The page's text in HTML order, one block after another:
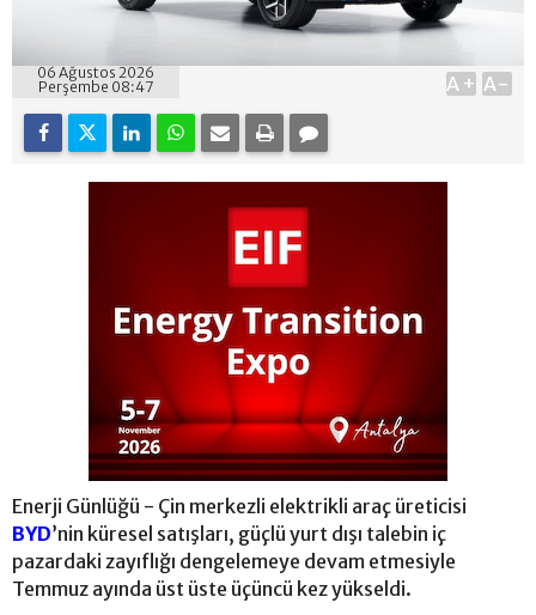
06 Ağustos 2026
Perşembe 08:47
A+ A-
Enerji Günlüğü - Çin merkezli elektrikli araç üreticisi
BYD’nin küresel satışları, güçlü yurt dışı talebin iç
pazardaki zayıflığı dengelemeye devam etmesiyle
Temmuz ayında üst üste üçüncü kez yükseldi.